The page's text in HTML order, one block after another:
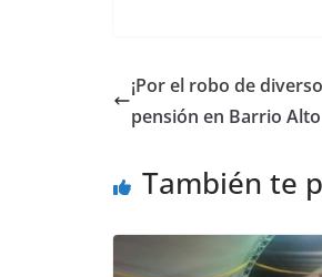
¡Por el robo de
pensión en Barrio
También te